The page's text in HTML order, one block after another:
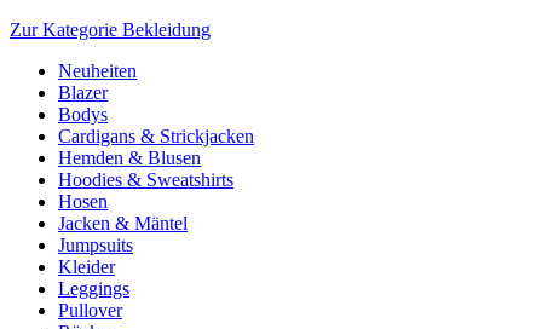
Zur Kategorie Bekleidung
Neuheiten
Blazer
Bodys
Cardigans & Strickjacken
Hemden & Blusen
Hoodies & Sweatshirts
Hosen
Jacken & Mäntel
Jumpsuits
Kleider
Leggings
Pullover